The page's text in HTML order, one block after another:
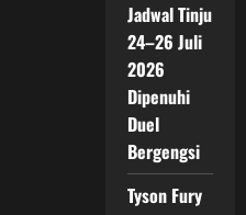
Jadwal Tinju
24–26 Juli
2026
Dipenuhi
Duel
Bergengsi
Tyson Fury